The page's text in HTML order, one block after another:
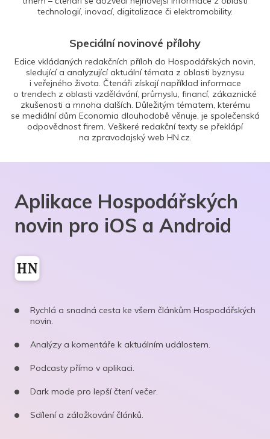
technologií, inovací, digitalizace či elektromobility.
Speciální novinové přílohy
Edice vkládaných redakčních příloh do Hospodářských novin,
sledující a analyzující aktuální témata z oblasti byznysu
i veřejného života. Čtenáři získají například informace
o trendech z oblasti vzdělávání, průmyslu, financí, zákaznické
zkušenosti a mnoha dalších. Důležitým tématem, kterému
se mediální dům Economia dlouhodobě věnuje, je společenská
odpovědnost firem. Veškeré redakční texty se překlápí
na zpravodajský web HN.cz.
Aplikace Hospodářských
novin pro iOS a Android
Rychlá a snadná cesta ke všem článkům Hospodářských
novin.
Analýzy a komentáře k aktuálním událostem.
Podcasty přímo v aplikaci.
Dark mode pro lepší čtení večer.
Sdílení a záložkování článků.